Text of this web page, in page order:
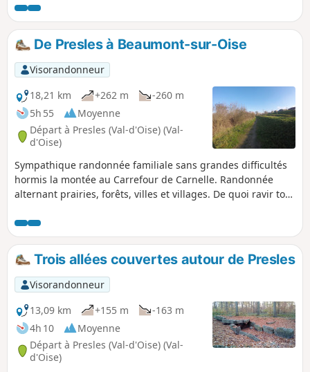
hiver grâce à un sol pas trop boueux.
De Presles à Beaumont-sur-Oise
Visorandonneur
18,21 km
+262 m
-260 m
5h 55
Moyenne
Départ à Presles (Val-d'Oise) (Val-
d'Oise)
Sympathique randonnée familiale sans grandes difficultés
hormis la montée au Carrefour de Carnelle. Randonnée
alternant prairies, forêts, villes et villages. De quoi ravir tout
mi-chemin, mérite clairement que l'on s'y attarde. Le retour
par la Forêt de Carnelle permet de terminer en beauté, du
moins en été, dans la nature. Ne pas hésiter à faire un
détour au Lac Bleu et au Petit Étang.
Trois allées couvertes autour de Presles
Visorandonneur
13,09 km
+155 m
-163 m
4h 10
Moyenne
Départ à Presles (Val-d'Oise) (Val-
d'Oise)